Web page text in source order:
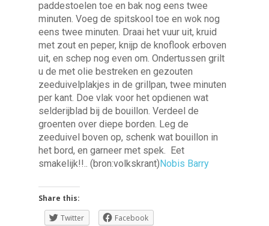
paddestoelen toe en bak nog eens twee
minuten. Voeg de spitskool toe en wok nog
eens twee minuten. Draai het vuur uit, kruid
met zout en peper, knijp de knoflook erboven
uit, en schep nog even om. Ondertussen grilt
u de met olie bestreken en gezouten
zeeduivelplakjes in de grillpan, twee minuten
per kant. Doe vlak voor het opdienen wat
selderijblad bij de bouillon. Verdeel de
groenten over diepe borden. Leg de
zeeduivel boven op, schenk wat bouillon in
het bord, en garneer met spek. Eet
smakelijk!!.. (bron:volkskrant)Nobis Barry
Share this:
Twitter
Facebook